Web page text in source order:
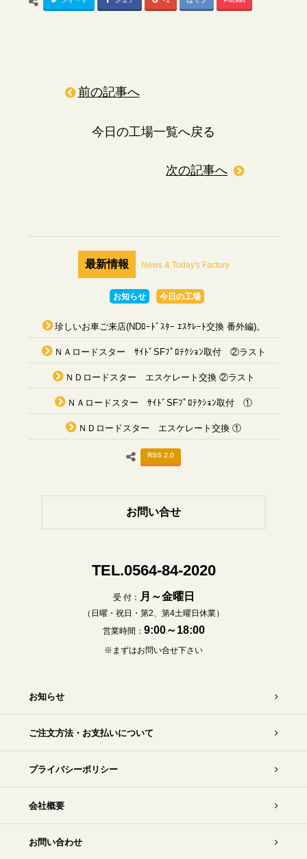
前の記事へ
今日の工場一覧へ戻る
次の記事へ
最新情報 News & Today's Factory
お知らせ 今日の工場
珍しいお車ご来店(NDﾛｰﾄﾞｽﾀｰ ｴｽｹﾚｰﾄ交換 番外編)。
ＮＡロードスター ｻｲﾄﾞSFﾌﾟﾛﾃｸｼｮﾝ取付 ②ラスト
ＮＤロードスター エスケレート交換 ②ラスト
ＮＡロードスター ｻｲﾄﾞSFﾌﾟﾛﾃｸｼｮﾝ取付 ①
ＮＤロードスター エスケレート交換 ①
RSS 2.0
お問い合せ
TEL.0564-84-2020
受 付： 月～金曜日
（日曜・祝日・第2、第4土曜日休業）
営業時間： 9:00～18:00
※まずはお問い合せ下さい
お知らせ
ご注文方法・お支払いについて
プライバシーポリシー
会社概要
お問い合わせ